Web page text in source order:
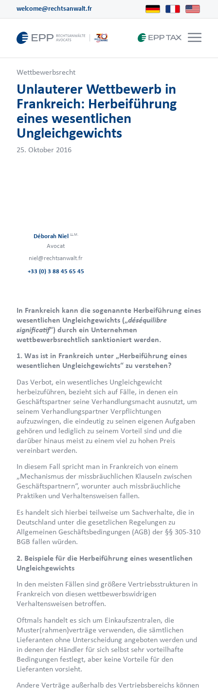
welcome@rechtsanwalt.fr
Wettbewerbsrecht
Unlauterer Wettbewerb in
Frankreich: Herbeiführung
eines wesentlichen
Ungleichgewichts
Déborah Niel LL.M.
Avocat
niel@rechtsanwalt.fr
+33 (0) 3 88 45 65 45
In Frankreich kann die sogenannte Herbeiführung eines
wesentlichen Ungleichgewichts („déséquilibre
significatif“) durch ein Unternehmen
wettbewerbsrechtlich sanktioniert werden.
1. Was ist in Frankreich unter „Herbeiführung eines
wesentlichen Ungleichgewichts“ zu verstehen?
Das Verbot, ein wesentliches Ungleichgewicht
herbeizuführen, bezieht sich auf Fälle, in denen ein
Geschäftspartner seine Verhandlungsmacht ausnutzt, um
seinem Verhandlungspartner Verpflichtungen
aufzuzwingen, die eindeutig zu seinen eigenen Aufgaben
gehören und lediglich zu seinem Vorteil sind und die
darüber hinaus meist zu einem viel zu hohen Preis
vereinbart werden.
In diesem Fall spricht man in Frankreich von einem
„Mechanismus der missbräuchlichen Klauseln zwischen
Geschäftspartnern“, worunter auch missbräuchliche
Praktiken und Verhaltensweisen fallen.
Es handelt sich hierbei teilweise um Sachverhalte, die in
Deutschland unter die gesetzlichen Regelungen zu
Allgemeinen Geschäftsbedingungen (AGB) der §§ 305-310
BGB fallen würden.
2. Beispiele für die Herbeiführung eines wesentlichen
Ungleichgewichts
In den meisten Fällen sind größere Vertriebsstrukturen in
Frankreich von diesen wettbewerbswidrigen
Verhaltensweisen betroffen.
Oftmals handelt es sich um Einkaufszentralen, die
Muster(rahmen)verträge verwenden, die sämtlichen
Lieferanten ohne Unterscheidung angeboten werden und
in denen der Händler für sich selbst sehr vorteilhafte
Bedingungen festlegt, aber keine Vorteile für den
Lieferanten vorsieht.
Andere Verträge außerhalb des Vertriebsbereichs können
25. Oktober 2016